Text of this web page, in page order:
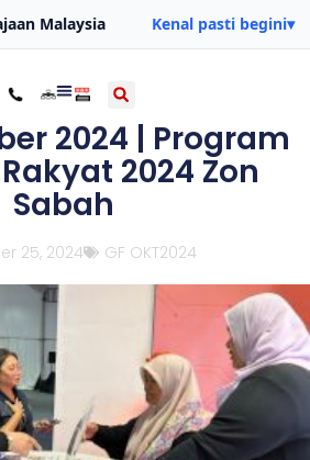
Malaysia Kenal pasti begini▾
2024 | Program
2024 Zon
Sabah
25, 2024 GF OKT2024